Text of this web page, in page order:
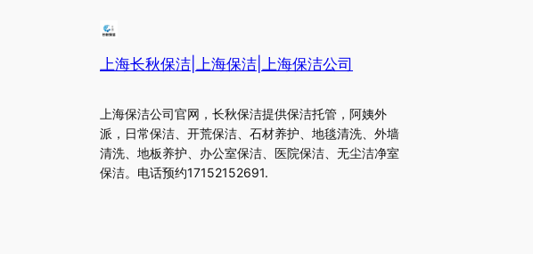
上海长秋保洁|上海保洁|上海保洁公司
上海保洁公司官网，长秋保洁提供保洁托管，阿姨外
派，日常保洁、开荒保洁、石材养护、地毯清洗、外墙
清洗、地板养护、办公室保洁、医院保洁、无尘洁净室
保洁。电话预约17152152691.